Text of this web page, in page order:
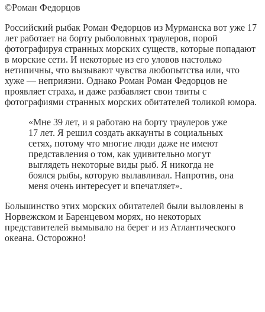
©Роман Федорцов
Российский рыбак Роман Федорцов из Мурманска вот уже 17
лет работает на борту рыболовных траулеров, порой
фотографируя странных морских существ, которые попадают
в морские сети. И некоторые из его уловов настолько
нетипичны, что вызывают чувства любопытства или, что
хуже — неприязни. Однако Роман Роман Федорцов не
проявляет страха, и даже разбавляет свои твиты с
фотографиями странных морских обитателей толикой юмора.
«Мне 39 лет, и я работаю на борту траулеров уже
17 лет. Я решил создать аккаунты в социальных
сетях, потому что многие люди даже не имеют
представления о том, как удивительно могут
выглядеть некоторые виды рыб. Я никогда не
боялся рыбы, которую вылавливал. Напротив, она
меня очень интересует и впечатляет».
Большинство этих морских обитателей были выловлены в
Норвежском и Баренцевом морях, но некоторых
представителей вымывало на берег и из Атлантического
океана. Осторожно!